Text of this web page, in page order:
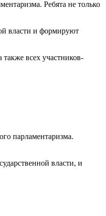
Ребята не только
власти и формируют
всех участников-
парламентаризма.
власти, и